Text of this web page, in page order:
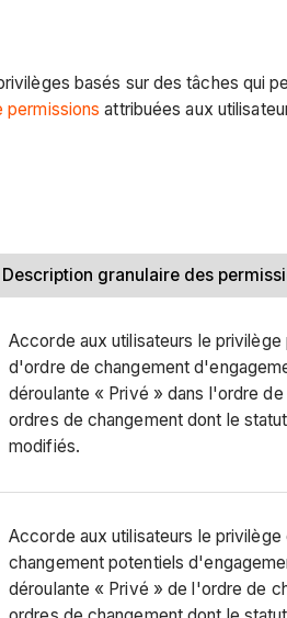
basés sur des tâches qui
permissions attribuées aux
Description granulaire des
Accorde aux utilisateurs le
d'ordre de changement
déroulante « Privé » dans l'ordre
ordres de changement dont le
modifiés.
Accorde aux utilisateurs le
changement potentiels
déroulante « Privé » de l'ordre de